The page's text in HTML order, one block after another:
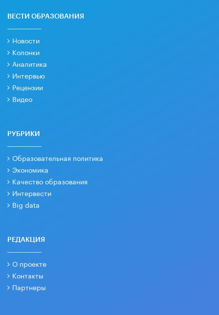
ВЕСТИ ОБРАЗОВАНИЯ
Новости
Колонки
Аналитика
Интервью
Рецензии
Видео
РУБРИКИ
Образовательная политика
Экономика
Качество образования
Интервести
Big data
РЕДАКЦИЯ
О проекте
Контакты
Партнеры